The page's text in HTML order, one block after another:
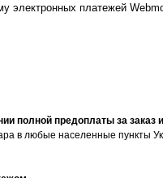
электронных платежей
полной предоплаты за заказ
в любые населенные пункты